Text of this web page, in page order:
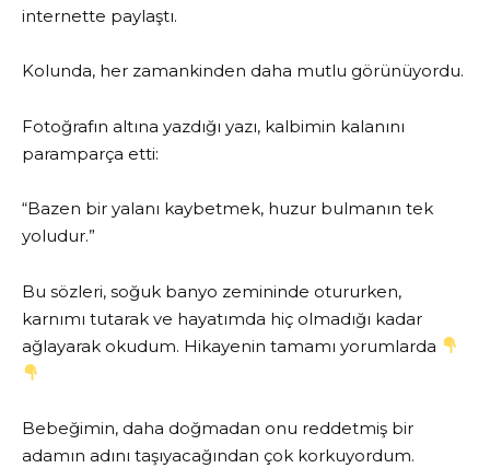
internette paylaştı.
Kolunda, her zamankinden daha mutlu görünüyordu.
Fotoğrafın altına yazdığı yazı, kalbimin kalanını
paramparça etti:
“Bazen bir yalanı kaybetmek, huzur bulmanın tek
yoludur.”
Bu sözleri, soğuk banyo zemininde otururken,
karnımı tutarak ve hayatımda hiç olmadığı kadar
ağlayarak okudum. Hikayenin tamamı yorumlarda
Bebeğimin, daha doğmadan onu reddetmiş bir
adamın adını taşıyacağından çok korkuyordum.